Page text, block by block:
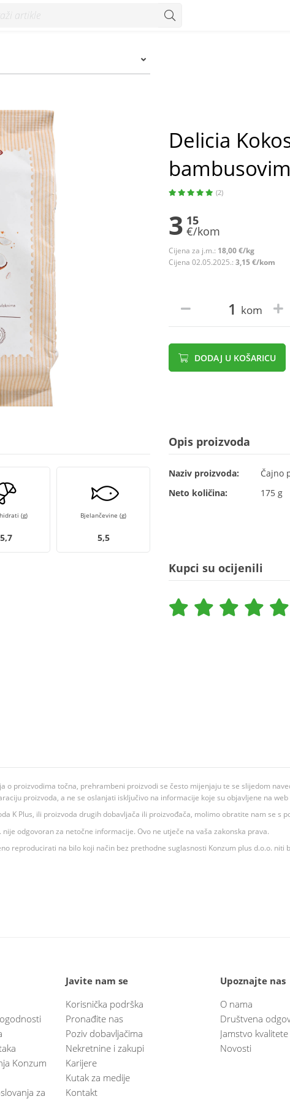
Delicia
(2)
3 15
€/kom
Cijena za j.m.: 18,00 €/kg
Cijena 02.05.2025.: 3,15 €/kom
kom
DODAJ U KOŠARICU
(g) Bjelančevine (g)
5,5
Opis proizvoda
Naziv proizvoda:
Čajno
Neto količina:
175 g
Kupci su ocijenili
o proizvodima točna, prehrambeni proizvodi se često mijenjaju te se slijedom
proizvoda, a ne se oslanjati isključivo na informacije koje su objavljene na web
K Plus, ili proizvoda drugih dobavljača ili proizvođača, molimo obratite nam se s
odgovoran za netočne informacije. Ovo ne utječe na vaša zakonska prava.
reproducirati na bilo koji način bez prethodne suglasnosti Konzum plus d.o.o. niti
Konzum
za
Javite nam se
Korisnička podrška
Pronađite nas
Poziv dobavljačima
Nekretnine i zakupi
Karijere
Kutak za medije
Kontakt
Upoznajte nas
O nama
Društvena
Jamstvo kvalitete
Novosti